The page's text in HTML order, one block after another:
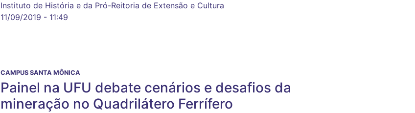
Instituto de História e da Pró-Reitoria de Extensão e Cultura
11/09/2019 - 11:49
CAMPUS SANTA MÔNICA
Painel na UFU debate cenários e desafios da
mineração no Quadrilátero Ferrífero